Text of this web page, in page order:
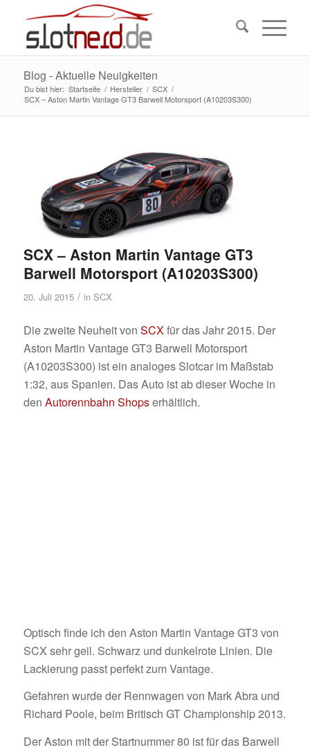
Blog - Aktuelle Neuigkeiten
Du bist hier: Startseite / Hersteller / SCX /
SCX – Aston Martin Vantage GT3 Barwell Motorsport (A10203S300)
SCX – Aston Martin Vantage GT3
Barwell Motorsport (A10203S300)
20. Juli 2015 / in SCX
Die zweite Neuheit von SCX für das Jahr 2015. Der
Aston Martin Vantage GT3 Barwell Motorsport
(A10203S300) ist ein analoges Slotcar im Maßstab
1:32, aus Spanien. Das Auto ist ab dieser Woche in
den Autorennbahn Shopserhältlich.
Optisch finde ich den Aston Martin Vantage GT3 von
SCX sehr geil. Schwarz und dunkelrote Linien. Die
Lackierung passt perfekt zum Vantage.
Gefahren wurde der Rennwagen von Mark Abra und
Richard Poole, beim Britisch GT Championship 2013.
Der Aston mit der Startnummer 80 ist für das Barwell